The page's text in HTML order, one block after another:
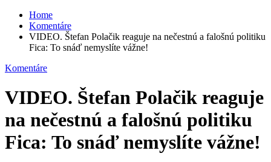
Home
Komentáre
VIDEO. Štefan Polačik reaguje na nečestnú a falošnú politiku
Fica: To snáď nemyslíte vážne!
Komentáre
VIDEO. Štefan Polačik reaguje
na nečestnú a falošnú politiku
Fica: To snáď nemyslíte vážne!